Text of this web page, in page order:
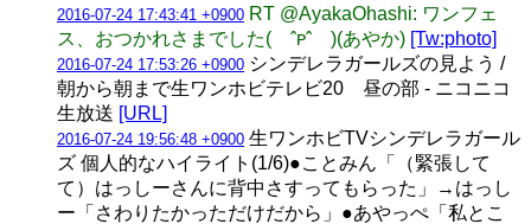
2016-07-24 17:43:41 +0900 RT @AyakaOhashi: ワンフェ
ス、おつかれさまでした( ˆᴘˆ )(あやか) [Tw:photo]
2016-07-24 17:53:26 +0900 シンデレラガールズの見よう /
朝から朝まで生ワンホビテレビ20 昼の部 - ニコニコ
生放送 [URL]
2016-07-24 19:56:48 +0900 生ワンホビTVシンデレラガール
ズ 個人的なハイライト(1/6)●ことみん「（緊張して
て）はっしーさんに背中さすってもらった」→はっし
ー「さわりたかっただけだから」●あやっぺ「私とこ